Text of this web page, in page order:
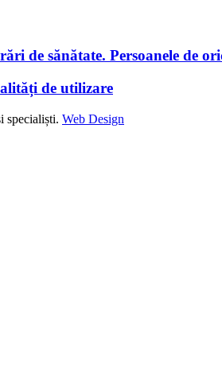
de sănătate. Persoanele de
de utilizare
specialiști. Web Design